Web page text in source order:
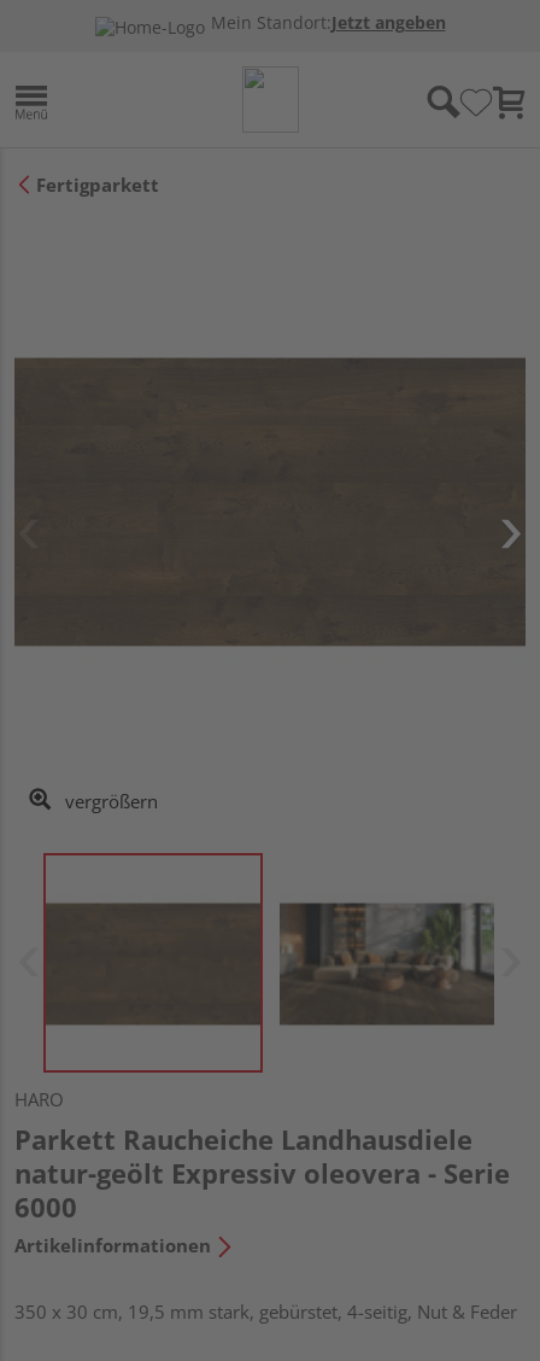
Mein Standort:Jetzt angeben
Fertigparkett
vergrößern
HARO
Parkett Raucheiche Landhausdiele
natur-geölt Expressiv oleovera - Serie
6000
Artikelinformationen
350 x 30 cm, 19,5 mm stark, gebürstet, 4-seitig, Nut & Feder